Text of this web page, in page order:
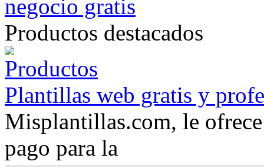
Productos destacados
Plantillas web gratis y
Misplantillas.com, le
pago para la